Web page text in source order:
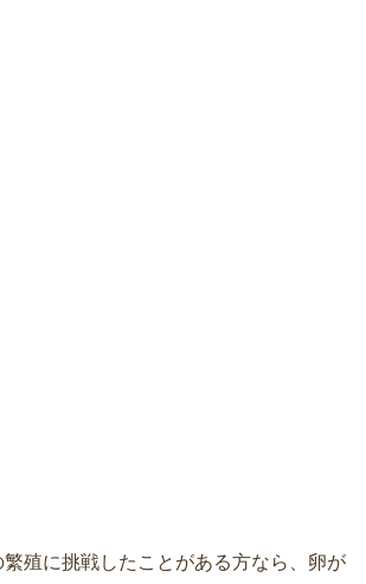
繁殖に挑戦したことがある方なら、卵が